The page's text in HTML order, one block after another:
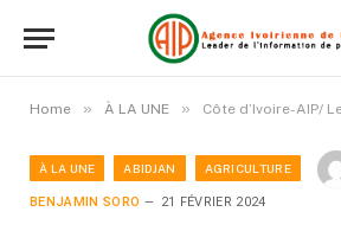
Home » À LA UNE » Côte d’Ivoire-AIP/ Le prix bord champ du kg de
À LA UNE ABIDJAN AGRICULTURE
BENJAMIN SORO 21 FÉVRIER 2024